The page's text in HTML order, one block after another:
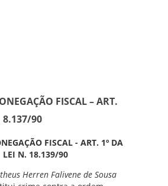
FISCAL – ART.
8.137/90
FISCAL - ART. 1º DA
LEI N. 18.139/90
Herren Falivene de Sousa